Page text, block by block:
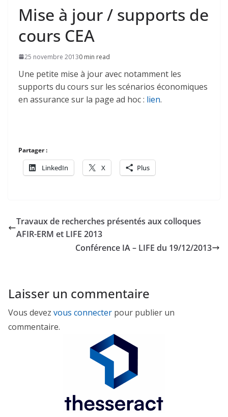
Mise à jour / supports de
cours CEA
25 novembre 20130 min read
Une petite mise à jour avec notamment les
supports du cours sur les scénarios économiques
en assurance sur la page ad hoc : lien.
Partager :
LinkedIn X Plus
Travaux de recherches présentés aux colloques
AFIR-ERM et LIFE 2013
Conférence IA – LIFE du 19/12/2013
Laisser un commentaire
Vous devez vous connecter pour publier un
commentaire.